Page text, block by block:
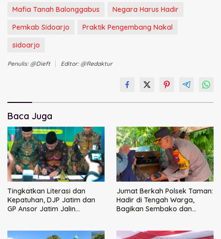
Mafia Tanah Balonggabus
Negara Harus Hadir
Pemkab Sidoarjo
Praktik Pengembang Nakal
sidoarjo
Penulis: @dieft Editor: @redaktur
Baca Juga
Tingkatkan Literasi dan
Kepatuhan, DJP Jatim dan
GP Ansor Jatim Jalin
Jumat Berkah Polsek Taman:
Hadir di Tengah Warga,
Bagikan Sembako dan